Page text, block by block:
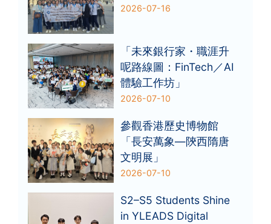
2026-07-16
「未來銀行家・職涯升
呢路線圖：FinTech／AI
體驗工作坊」
2026-07-10
參觀香港歷史博物館
「長安萬象—陝西隋唐
文明展」
2026-07-10
S2–S5 Students Shine
in YLEADS Digital